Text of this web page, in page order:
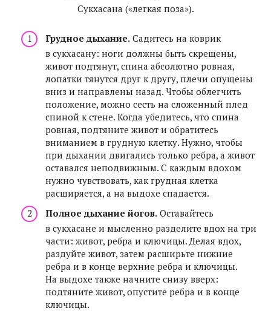
Сукхасана («легкая поза»).
Грудное дыхание. Садитесь на коврик
в сукхасану: ноги должны быть скрещены,
живот подтянут, спина абсолютно ровная,
лопатки тянутся друг к другу, плечи опущены
вниз и направлены назад. Чтобы облегчить
положение, можно сесть на сложенный плед
спиной к стене. Когда убедитесь, что спина
ровная, подтяните живот и обратитесь
вниманием в грудную клетку. Нужно, чтобы
при дыхании двигались только ребра, а живот
оставался неподвижным. С каждым вдохом
нужно чувствовать, как грудная клетка
расширяется, а на выдохе спадается.
Полное дыхание йогов. Оставайтесь
в сукхасане и мысленно разделите вдох на три
части: живот, ребра и ключицы. Делая вдох,
раздуйте живот, затем расширьте нижние
ребра и в конце верхние ребра и ключицы.
На выдохе также начните снизу вверх:
подтяните живот, опустите ребра и в конце
ключицы.